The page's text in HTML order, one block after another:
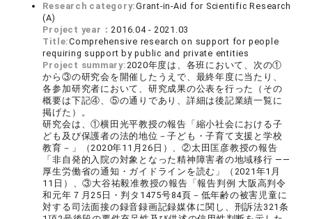
Research category:Grant-in-Aid for Scientific Research
(A)
Project year：2016.04 - 2021.03
Title:Comprehensive research on support for people
requiring support by public and private entities
Project summary:2020年度は、各班において、次の①
から③の研究会を開催したうえで、最終年度に当たり、
各参加研究者において、研究成果の公表を行った（その
概要は下記④、⑤の通りであり、詳細は後記業績一覧に
掲げた）。
研究会は、①横田光平教授の報告「縮小社会における子
ども及び保護者の法的地位－子ども・子育て支援と学校
教育－」（2020年11月26日）、②太田匡彦教授の報告
「非自発的入院の対象となった精神障害者の地域移行 ――
厚生労働省の通知・ガイドラインを読む」（2021年1月
11日）、③大谷祐毅准教授の報告「報告判例 大阪高判令
和元年７月25日・判タ1475号84頁－低年齢の被害児童に
対する司法面接の録音録画記録媒体に関し、刑訴法321条